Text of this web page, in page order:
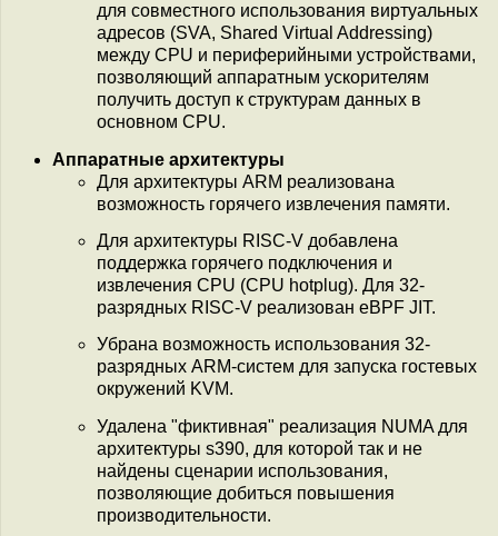
для совместного использования виртуальных
адресов (SVA, Shared Virtual Addressing)
между CPU и периферийными устройствами,
позволяющий аппаратным ускорителям
получить доступ к структурам данных в
основном CPU.
Аппаратные архитектуры
Для архитектуры ARM реализована
возможность горячего извлечения памяти.
Для архитектуры RISC-V добавлена
поддержка горячего подключения и
извлечения CPU (CPU hotplug). Для 32-
разрядных RISC-V реализован eBPF JIT.
Убрана возможность использования 32-
разрядных ARM-систем для запуска гостевых
окружений KVM.
Удалена "фиктивная" реализация NUMA для
архитектуры s390, для которой так и не
найдены сценарии использования,
позволяющие добиться повышения
производительности.